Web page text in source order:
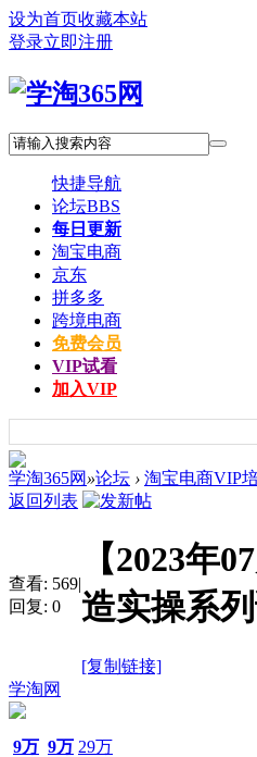
设为首页收藏本站
登录立即注册
快捷导航
论坛BBS
每日更新
淘宝电商
京东
拼多多
跨境电商
免费会员
VIP试看
加入VIP
学淘365网 »论坛 › 淘宝电商VIP
返回列表
查看: 569|
回复: 0
【2023年
造实操系
[复制链接]
学淘网
9万 9万 29万